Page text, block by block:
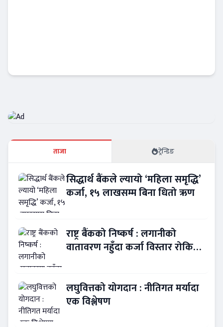
ताजा ट्रेन्डिङ
सिद्धार्थ बैंकले ल्यायो ‘महिला समृद्धि’
कर्जा, १५ लाखसम्म बिना धितो ऋण
राष्ट्र बैंकको निष्कर्ष : लगानीको
वातावरण नहुँदा कर्जा विस्तार रोकियो
लघुवित्तको योगदान : नीतिगत मर्यादा
एक विश्लेषण